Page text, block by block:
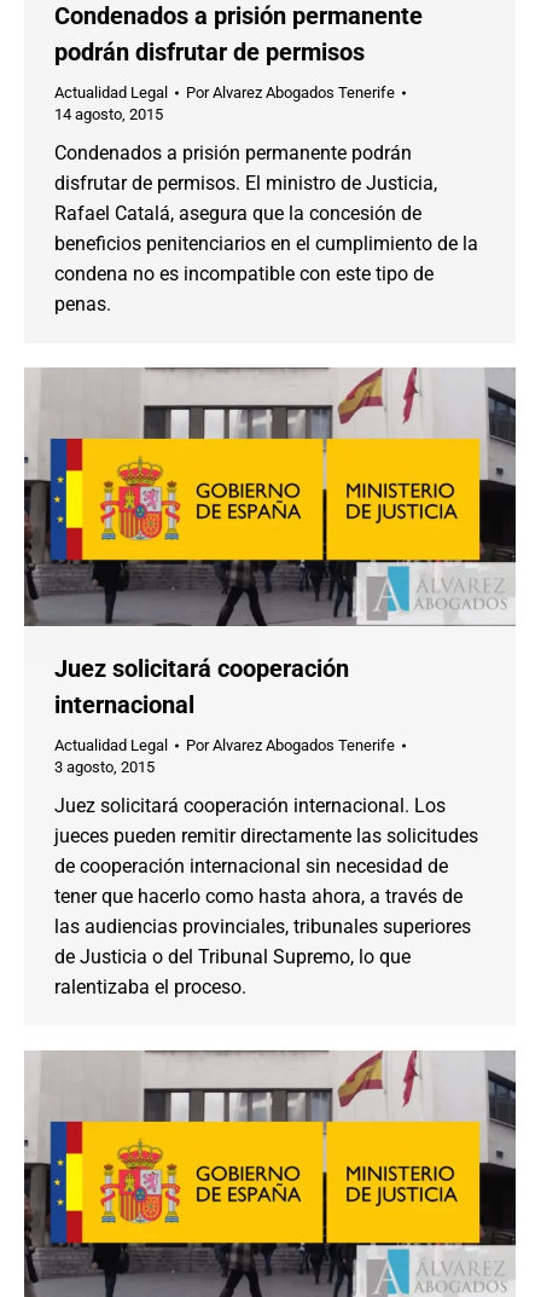
Condenados a prisión permanente
podrán disfrutar de permisos
Actualidad Legal PorAlvarez Abogados Tenerife
14 agosto, 2015
Condenados a prisión permanente podrán
disfrutar de permisos. El ministro de Justicia,
Rafael Catalá, asegura que la concesión de
beneficios penitenciarios en el cumplimiento de la
condena no es incompatible con este tipo de
penas.
Juez solicitará cooperación
internacional
Actualidad Legal PorAlvarez Abogados Tenerife
3 agosto, 2015
Juez solicitará cooperación internacional. Los
jueces pueden remitir directamente las solicitudes
de cooperación internacional sin necesidad de
tener que hacerlo como hasta ahora, a través de
las audiencias provinciales, tribunales superiores
de Justicia o del Tribunal Supremo, lo que
ralentizaba el proceso.